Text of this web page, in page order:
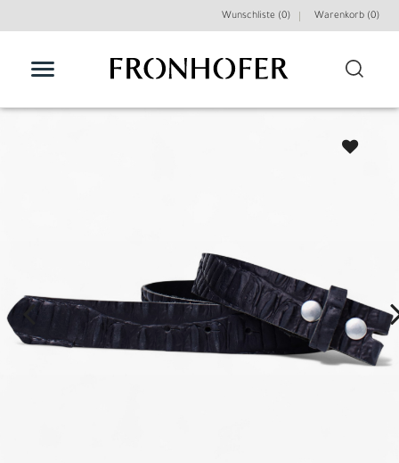
Wunschliste (0) Warenkorb (0)